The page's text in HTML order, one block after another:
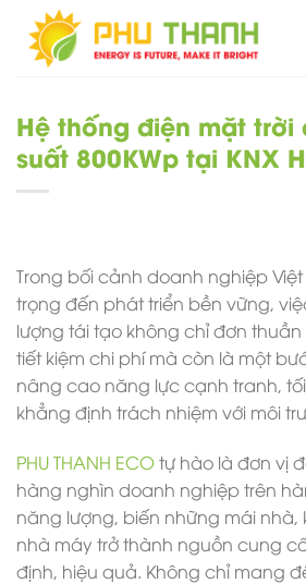
Chuyển
đến
Hệ thống điện mặt trời
suất 800KWp tại KNX
Trong bối cảnh doanh nghiệp
trọng đến phát triển bền vững,
lượng tái tạo không chỉ đơn
tiết kiệm chi phí mà còn là một
nâng cao năng lực cạnh tranh,
khẳng định trách nhiệm với môi
PHU THANH ECOtự hào là đơn vị
hàng nghìn doanh nghiệp trên
năng lượng, biến những mái nhà,
nhà máy trở thành nguồn cung
định, hiệu quả. Không chỉ mang